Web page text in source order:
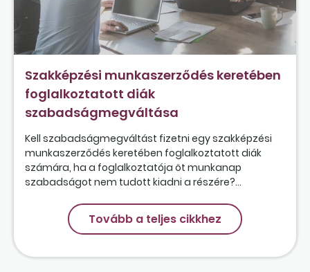
Szakképzési munkaszerződés keretében
foglalkoztatott diák
szabadságmegváltása
Kell szabadságmegváltást fizetni egy szakképzési
munkaszerződés keretében foglalkoztatott diák
számára, ha a foglalkoztatója öt munkanap
szabadságot nem tudott kiadni a részére?...
Tovább a teljes cikkhez